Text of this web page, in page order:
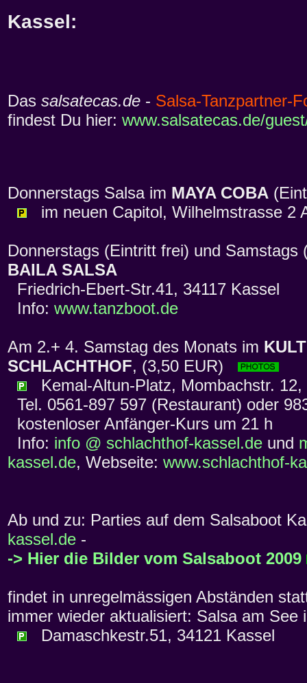
Kassel:
Das salsatecas.de - Salsa-Tanzpartner-
findest Du hier: www.salsatecas.de/
Donnerstags Salsa im MAYA COBA
im neuen Capitol, Wilhelmstrasse 2
Donnerstags (Eintritt frei) und Samstags
BAILA SALSA
Friedrich-Ebert-Str.41, 34117 Kassel
Info: www.tanzboot.de
Am 2.+ 4. Samstag des Monats im
SCHLACHTHOF, (3,50 EUR)
Kemal-Altun-Platz, Mombachstr. 12,
Tel. 0561-897 597 (Restaurant) oder
kostenloser Anfänger-Kurs um 21 h
Info: info @ schlachthof-kassel.de und
kassel.de, Webseite: www.schlachthof-
Ab und zu: Parties auf dem Salsaboot
kassel.de -
-> Hier die Bilder vom Salsaboot 2009
findet in unregelmässigen Abständen
immer wieder aktualisiert: Salsa am See
Damaschkestr.51, 34121 Kassel